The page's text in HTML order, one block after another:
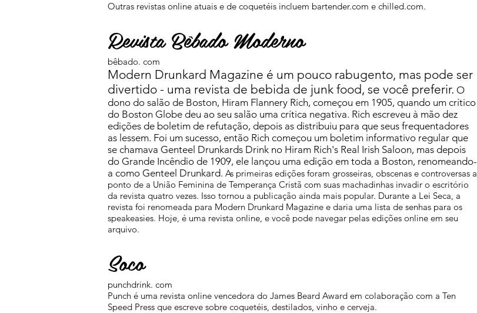
Outras revistas online atuais e de coquetéis incluem bartender.com e chilled.com.
Revista Bêbado Moderno
bêbado. com
Modern Drunkard Magazine é um pouco rabugento, mas pode ser
divertido - uma revista de bebida de junk food, se você preferir. O
dono do salão de Boston, Hiram Flannery Rich, começou em 1905, quando um crítico
do Boston Globe deu ao seu salão uma crítica negativa. Rich escreveu à mão dez
edições de boletim de refutação, depois as distribuiu para que seus frequentadores
as lessem. Foi um sucesso, então Rich começou um boletim informativo regular que
se chamava Genteel Drunkards Drink no Hiram Rich's Real Irish Saloon, mas depois
do Grande Incêndio de 1909, ele lançou uma edição em toda a Boston, renomeando-
a como Genteel Drunkard. As primeiras edições foram grosseiras, obscenas e controversas a
ponto de a União Feminina de Temperança Cristã com suas machadinhas invadir o escritório
da revista quatro vezes. Isso tornou a publicação ainda mais popular. Durante a Lei Seca, a
revista foi renomeada para Modern Drunkard Magazine e daria uma lista de senhas para os
speakeasies. Hoje, é uma revista online, e você pode navegar pelas edições online em seu
arquivo.
Soco
punchdrink. com
Punch é uma revista online vencedora do James Beard Award em colaboração com a Ten
Speed Press que escreve sobre coquetéis, destilados, vinho e cerveja.